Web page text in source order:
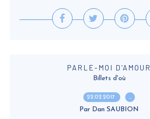
PARLE-MOI D'AMOUR
Billets d'où
22.02.2017 …
Par Dan SAUBION